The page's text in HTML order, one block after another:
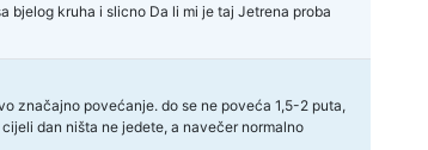
bjelog kruha i slicno Da li mi je taj Jetrena proba
značajno povećanje. do se ne poveća 1,5-2 puta,
dan ništa ne jedete, a navečer normalno